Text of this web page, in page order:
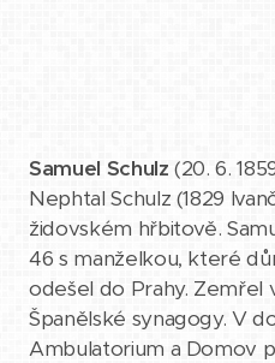
Samuel Schulz (20. 6.
Nephtal Schulz (1829
židovském hřbitově.
46 s manželkou, které
odešel do Prahy. Zemřel
Španělské synagogy. V
Ambulatorium a Domov